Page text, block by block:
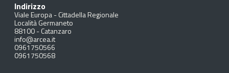
Indirizzo
Viale Europa - Cittadella Regionale
Località Germaneto
88100-Catanzaro
info@arcea.it
0961750566
0961750568